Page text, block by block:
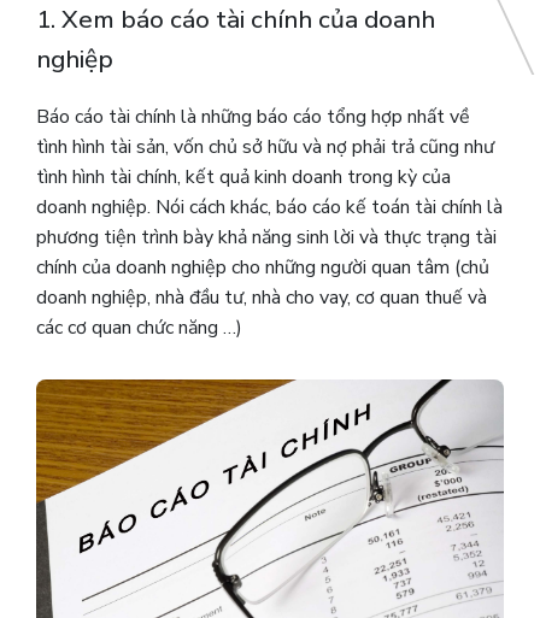
1. Xem báo cáo tài chính của doanh
nghiệp
Báo cáo tài chính là những báo cáo tổng hợp nhất về
tình hình tài sản, vốn chủ sở hữu và nợ phải trả cũng như
tình hình tài chính, kết quả kinh doanh trong kỳ của
doanh nghiệp. Nói cách khác, báo cáo kế toán tài chính là
phương tiện trình bày khả năng sinh lời và thực trạng tài
chính của doanh nghiệp cho những người quan tâm (chủ
doanh nghiệp, nhà đầu tư, nhà cho vay, cơ quan thuế và
các cơ quan chức năng …)